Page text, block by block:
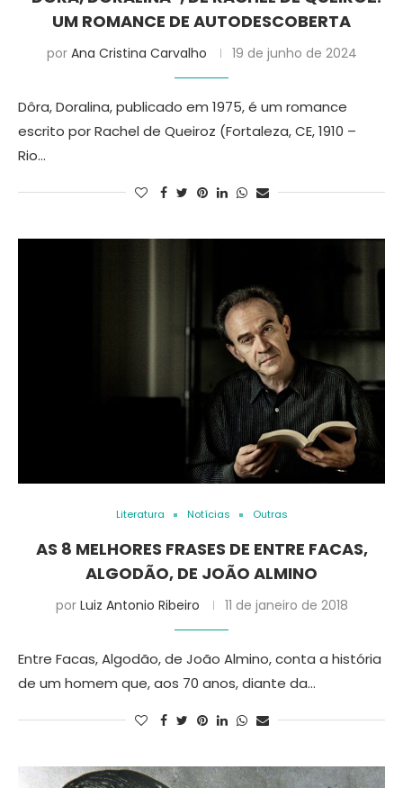
UM ROMANCE DE AUTODESCOBERTA
por Ana Cristina Carvalho 19 de junho de 2024
Dôra, Doralina, publicado em 1975, é um romance
escrito por Rachel de Queiroz (Fortaleza, CE, 1910 –
Rio…
Literatura Notícias Outras
AS 8 MELHORES FRASES DE ENTRE FACAS,
ALGODÃO, DE JOÃO ALMINO
por Luiz Antonio Ribeiro 11 de janeiro de 2018
Entre Facas, Algodão, de João Almino, conta a história
de um homem que, aos 70 anos, diante da…